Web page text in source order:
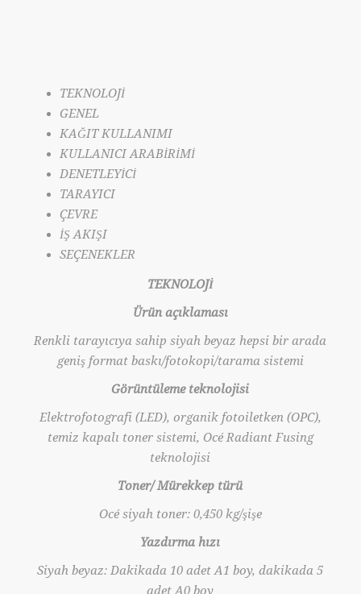
TEKNOLOJİ
GENEL
KAĞIT KULLANIMI
KULLANICI ARABİRİMİ
DENETLEYİCİ
TARAYICI
ÇEVRE
İŞ AKIŞI
SEÇENEKLER
TEKNOLOJİ
Ürün açıklaması
Renkli tarayıcıya sahip siyah beyaz hepsi bir arada
geniş format baskı/fotokopi/tarama sistemi
Görüntüleme teknolojisi
Elektrofotografi (LED), organik fotoiletken (OPC),
temiz kapalı toner sistemi, Océ Radiant Fusing
teknolojisi
Toner/ Mürekkep türü
Océ siyah toner: 0,450 kg/şişe
Yazdırma hızı
Siyah beyaz: Dakikada 10 adet A1 boy, dakikada 5
adet A0 boy